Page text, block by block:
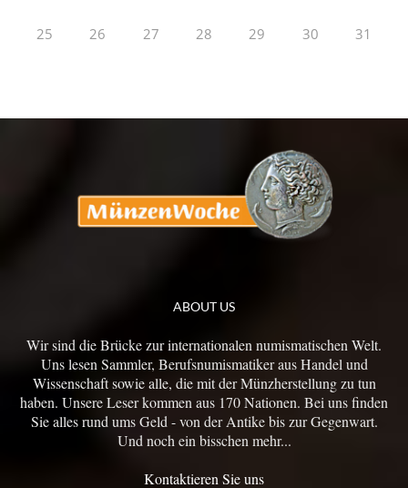
25 26 27 28 29 30 31
ABOUT US
Wir sind die Brücke zur internationalen numismatischen Welt.
Uns lesen Sammler, Berufsnumismatiker aus Handel und
Wissenschaft sowie alle, die mit der Münzherstellung zu tun
haben. Unsere Leser kommen aus 170 Nationen. Bei uns finden
Sie alles rund ums Geld - von der Antike bis zur Gegenwart.
Und noch ein bisschen mehr...
Kontaktieren Sie uns